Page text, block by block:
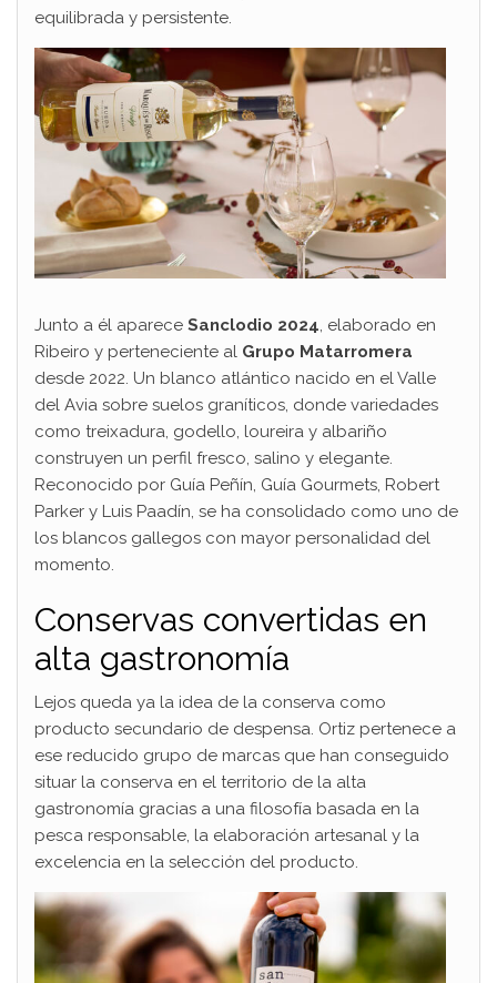
equilibrada y persistente.
Junto a él aparece Sanclodio 2024, elaborado en
Ribeiro y perteneciente al Grupo Matarromera
desde 2022. Un blanco atlántico nacido en el Valle
del Avia sobre suelos graníticos, donde variedades
como treixadura, godello, loureira y albariño
construyen un perfil fresco, salino y elegante.
Reconocido por Guía Peñín, Guía Gourmets, Robert
Parker y Luis Paadín, se ha consolidado como uno de
los blancos gallegos con mayor personalidad del
momento.
Conservas convertidas en
alta gastronomía
Lejos queda ya la idea de la conserva como
producto secundario de despensa. Ortiz pertenece a
ese reducido grupo de marcas que han conseguido
situar la conserva en el territorio de la alta
gastronomía gracias a una filosofía basada en la
pesca responsable, la elaboración artesanal y la
excelencia en la selección del producto.